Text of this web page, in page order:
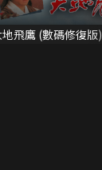
飛鷹 (數碼修復版)